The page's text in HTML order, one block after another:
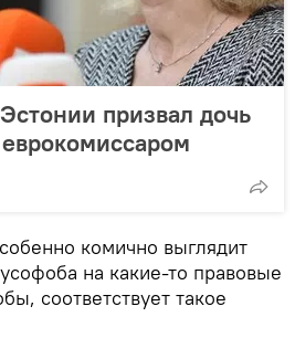
призвал дочь
комично выглядит
на какие-то правовые
соответствует такое